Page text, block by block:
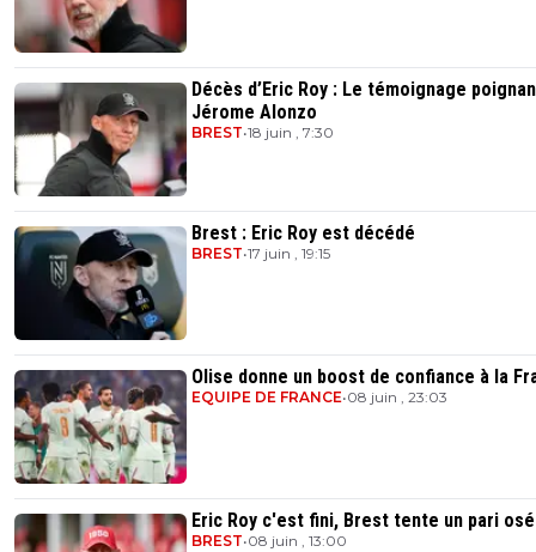
Décès d’Eric Roy : Le témoignage
Jérome Alonzo
BREST•18 juin , 7:30
Brest : Eric Roy est décédé
BREST•17 juin , 19:15
Olise donne un boost de confiance à la
EQUIPE DE FRANCE•08 juin , 23:03
Eric Roy c'est fini, Brest tente un pari osé
BREST•08 juin , 13:00